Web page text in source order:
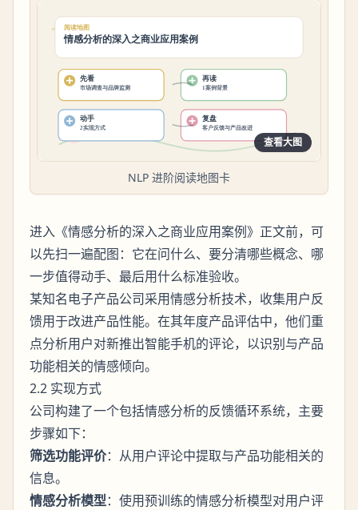
查看大图
NLP 进阶阅读地图卡
进入《情感分析的深入之商业应用案例》正文前，可
以先扫一遍配图：它在问什么、要分清哪些概念、哪
一步值得动手、最后用什么标准验收。
某知名电子产品公司采用情感分析技术，收集用户反
馈用于改进产品性能。在其年度产品评估中，他们重
点分析用户对新推出智能手机的评论，以识别与产品
功能相关的情感倾向。
2.2 实现方式
公司构建了一个包括情感分析的反馈循环系统，主要
步骤如下：
筛选功能评价：从用户评论中提取与产品功能相关的
信息。
情感分析模型：使用预训练的情感分析模型对用户评